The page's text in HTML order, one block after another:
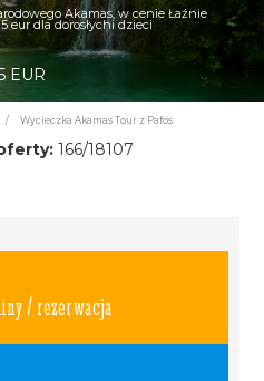
Akamas, w cenie Łaźnie
eur dla dorosłychi dzieci
EUR
/ Wycieczka Akamas Tour z Pafos
166/18107
/ rezerwacja